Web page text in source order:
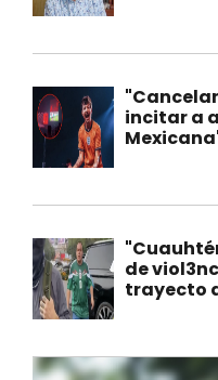
incitar a
de
trayecto